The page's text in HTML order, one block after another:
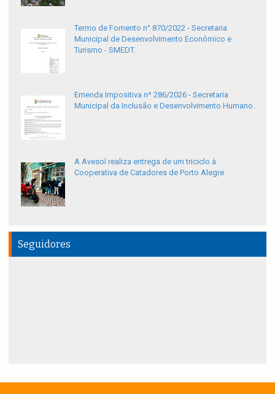
Termo de Fomento n° 870/2022 - Secretaria
Municipal de Desenvolvimento Econômico e
Turismo - SMEDT.
Emenda Impositiva nº 286/2026 - Secretaria
Municipal da Inclusão e Desenvolvimento Humano.
A Avesol realiza entrega de um triciclo à
Cooperativa de Catadores de Porto Alegre
Seguidores